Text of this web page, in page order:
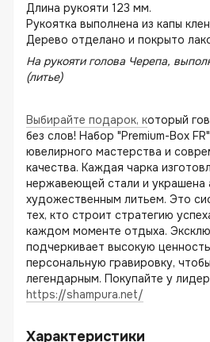
Длина рукояти 123 мм.
Рукоятка выполнена из капы
Дерево отделано и покрыто
На рукояти голова Черепа,
(литье)
Выбирайте подарок, который
без слов! Набор "Premium-Box
ювелирного мастерства и
качества. Каждая чарка
нержавеющей стали и украшена
художественным литьем. Это
тех, кто строит стратегию
каждом моменте отдыха.
подчеркивает высокую
персональную гравировку,
легендарным. Покупайте у
https://shampura.net/
Характеристики